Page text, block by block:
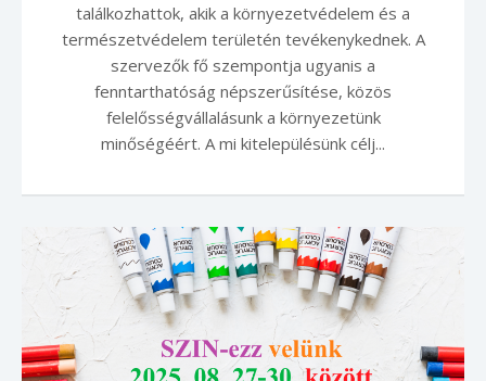
találkozhattok, akik a környezetvédelem és a
természetvédelem területén tevékenykednek. A
szervezők fő szempontja ugyanis a
fenntarthatóság népszerűsítése, közös
felelősségvállalásunk a környezetünk
minőségéért. A mi kitelepülésünk célj...